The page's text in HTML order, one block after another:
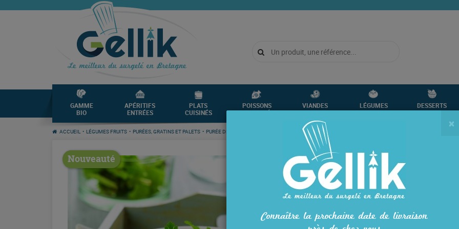
×
Connaître la prochaine date de livraison
GAMME
BIO
APÉRITIFS
ENTRÉES
PLATS
CUISINÉS
POISSONS
CRUSTACÉS
VIANDES
VOLAILLES
LÉGUMES
FRUITS
DESSERTS
GLACES
ACCUEIL • LÉGUMES FRUITS • PURÉES, GRATINS ET PALETS • PURÉE DE POMME DE TERRE
Nouveauté 5570
PURÉE DE
Allergènes : lait. Traces de